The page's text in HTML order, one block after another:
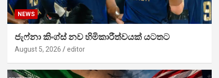
NEWS
ජැෆ්නා කිංග්ස් නව හිමිකාරීත්වයක් යටතට
August 5, 2026 editor